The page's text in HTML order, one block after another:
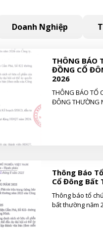
Doanh Nghiệp
THÔNG BÁO
ĐỒNG CỔ
2026
THÔNG BÁO TỔ
ĐÔNG THƯỜNG
Thông Báo
Cổ Đông Bất
Thông báo tổ
bất thường năm